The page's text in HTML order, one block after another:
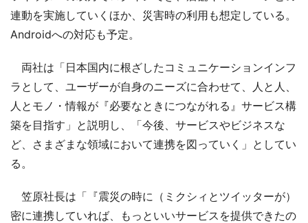
連動を実施していくほか、災害時の利用も想定している。
Androidへの対応も予定。
両社は「日本国内に根ざしたコミュニケーションインフ
ラとして、ユーザーが自身のニーズに合わせて、人と人、
人とモノ・情報が『必要なときにつながれる』サービス構
築を目指す」と説明し、「今後、サービスやビジネスな
ど、さまざまな領域において連携を図っていく」としてい
る。
笠原社長は「『震災の時に（ミクシィとツイッターが）
密に連携していれば、もっといいサービスを提供できたの